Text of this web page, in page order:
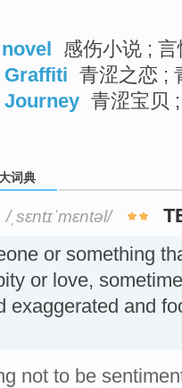
感伤小说 ;
Graffiti 青涩之恋 ;
青涩宝贝
词典
/ˌsɛntɪˈmɛntəl/
or something
or love,
exaggerated and
not to be